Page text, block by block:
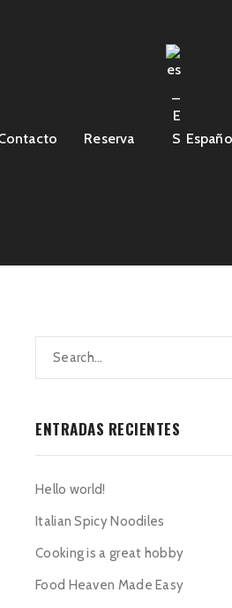
Reserva
ENTRADAS RECIENTES
Hello world!
Italian Spicy Noodiles
Cooking is a great hobby
Food Heaven Made Easy